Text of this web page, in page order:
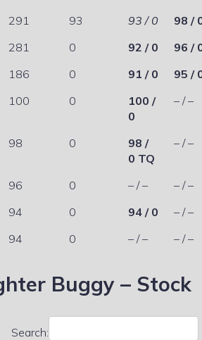
291 93 93 / 0
98 /
281 0 92 / 0
96 /
186 0 91 / 0
95 /
100 0
100 /
0
– / –
98 0
98 /
0 TQ
– / –
96 0 – / –
– / –
94 0 94 / 0
– / –
94 0 – / – – / –
Buggy – Stock
Search: